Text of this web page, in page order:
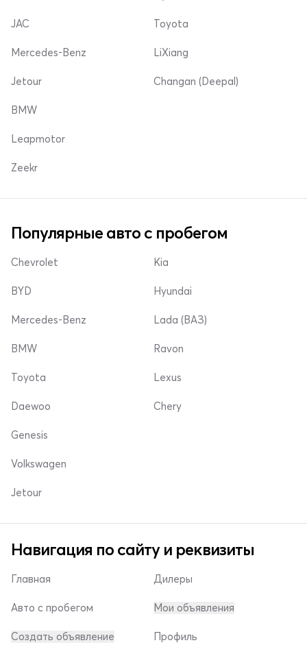
JAC
Mercedes-Benz
Jetour
Toyota
LiXiang
Changan (Deepal)
BMW
Leapmotor
Zeekr
Популярные авто с пробегом
Chevrolet
BYD
Mercedes-Benz
Kia
Hyundai
Lada (ВАЗ)
BMW
Toyota
Daewoo
Ravon
Lexus
Chery
Genesis
Volkswagen
Jetour
Навигация по сайту и реквизиты
Главная
Авто с пробегом
Создать объявление
Дилеры
Мои объявления
Профиль